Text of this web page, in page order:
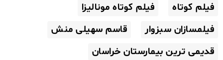
فیلم کوتاه
فیلم کوتاه مونالیزا
فیلمسازان سبزوار
قاسم سهیلی منش
قدیمی ترین بیمارستان خراسان